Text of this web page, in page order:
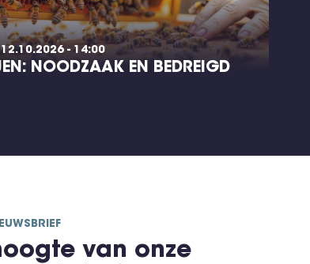
- 14:00
NOODZAAK EN BEDREIGD
van onze